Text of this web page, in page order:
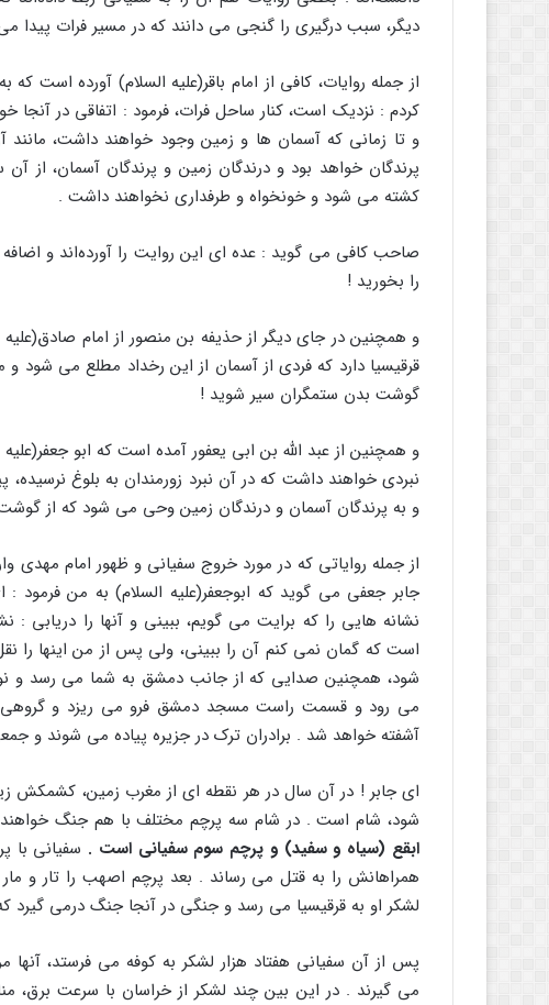
دیگر، سبب درگیرى را گنجى مى دانند که در مسیر فرات
از جمله روایات، کافى از امام باقر(علیه السلام) آورده
کردم : نزدیک است، کنار ساحل فرات، فرمود : اتفاقى در آنجا
و تا زمانى که آسمان ها و زمین وجود خواهند داشت،
پرندگان خواهد بود و درندگان زمین و پرندگان آسمان، از
کشته مى شود و خونخواه و طرفدارى نخواهند داشت .
صاحب کافى مى گوید : عده اى این روایت را آورده‌اند و
را بخورید !
و همچنین در جای دیگر از حذیفه بن منصور از امام
قرقیسیا دارد که فردى از آسمان از این رخداد مطلع مى شود
گوشت بدن ستمگران سیر شوید !
و همچنین از عبد الله بن ابى یعفور آمده است که ابو
نبردى خواهند داشت که در آن نبرد زورمندان به بلوغ
و به پرندگان آسمان و درندگان زمین وحى مى شود که از
از جمله روایاتى که در مورد خروج سفیانى و ظهور امام
جابر جعفى مى گوید که ابوجعفر(علیه السلام) به من
نشانه هایى را که برایت مى گویم، ببینى و آنها را دریابى :
است که گمان نمى کنم آن را ببینى، ولى پس از من اینها
شود، همچنین صدایى که از جانب دمشق به شما مى رسد و
مى رود و قسمت راست مسجد دمشق فرو مى ریزد و گروهى
آشفته خواهد شد . برادران ترک در جزیره پیاده مى شوند و
اى جابر ! در آن سال در هر نقطه اى از مغرب زمین،
شود، شام است . در شام سه پرچم مختلف با هم جنگ
ابقع (سیاه و سفید) و پرچم سوم سفیانى است . سفیانى با
همراهانش را به قتل مى رساند . بعد پرچم اصهب را تار و
لشکر او به قرقیسیا مى رسد و جنگى در آنجا جنگ درمى گیرد
پس از آن سفیانى هفتاد هزار لشکر به کوفه مى فرستد، آنها
مى گیرند . در این بین چند لشکر از خراسان با سرعت برق،